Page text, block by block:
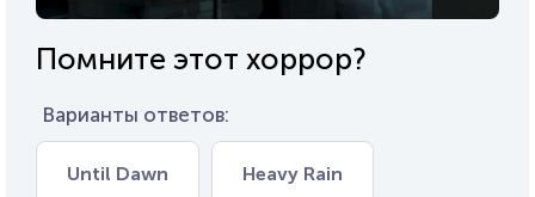
Помните этот хоррор?
Варианты ответов:
Until Dawn Heavy Rain